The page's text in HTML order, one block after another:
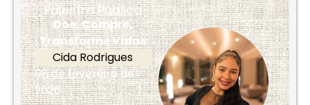
Palestra Pública
Doe, Compre,
Transforme Vidas
Cida Rodrigues
08 de fevereiro de
2026